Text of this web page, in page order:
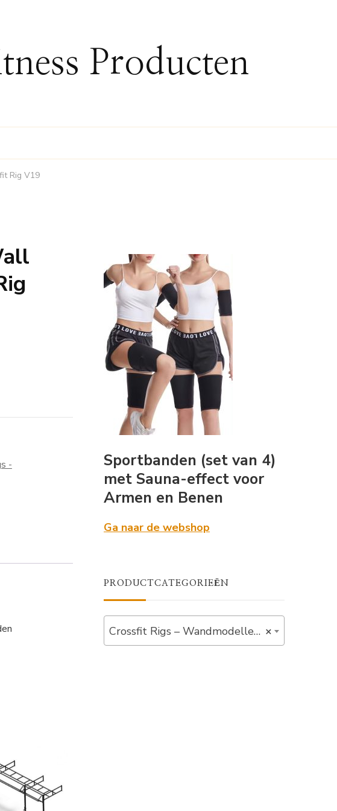
Producten
Rig V19
-
Sportbanden (set van 4)
met Sauna-effect voor
Armen en Benen
Ga naar de webshop
PRODUCTCATEGORIEËN
×
Crossfit Rigs – Wandmodellen (33)